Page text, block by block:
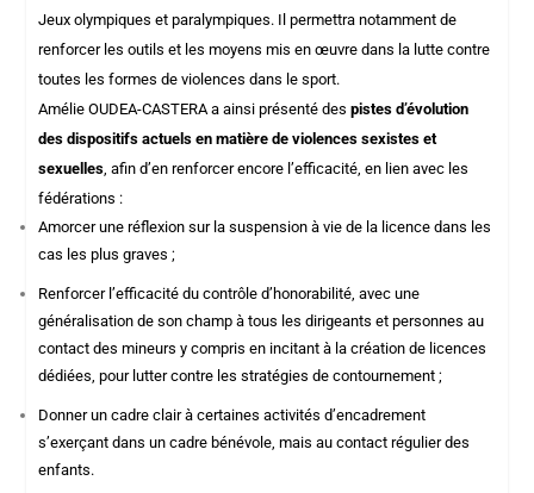
Jeux olympiques et paralympiques. Il permettra notamment de
renforcer les outils et les moyens mis en œuvre dans la lutte contre
toutes les formes de violences dans le sport.
Amélie OUDEA-CASTERA a ainsi présenté despistes d’évolution
des dispositifs actuels en matière de violences sexistes et
sexuelles , afin d’en renforcer encore l’efficacité, en lien avec les
fédérations :
Amorcer une réflexion sur la suspension à vie de la licence dans les
cas les plus graves ;
Renforcer l’efficacité du contrôle d’honorabilité, avec une
généralisation de son champ à tous les dirigeants et personnes au
contact des mineurs y compris en incitant à la création de licences
dédiées, pour lutter contre les stratégies de contournement ;
Donner un cadre clair à certaines activités d’encadrement
s’exerçant dans un cadre bénévole, mais au contact régulier des
enfants.